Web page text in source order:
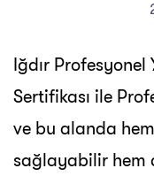
Iğdır
Sertifikası ile
ve bu alanda
sağlayabilir hem